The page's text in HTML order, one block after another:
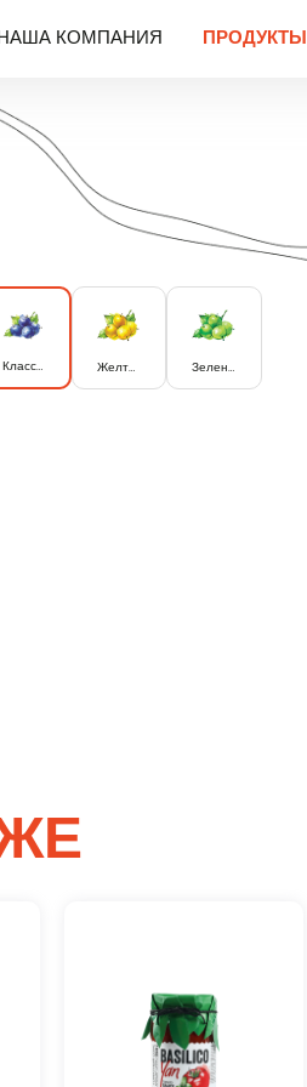
КОМПАНИЯ ПРОДУКТЫ
Вход
Классический Желтый Зеленый